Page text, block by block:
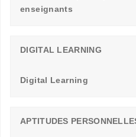
enseignants
DIGITAL LEARNING
Digital Learning
APTITUDES